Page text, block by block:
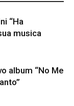
“Ha
musica
album “No Me